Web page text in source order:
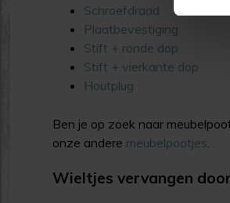
Schroefdraad
Plaatbevestiging
Stift + ronde dop
Stift + vierkante dop
Houtplug
Ben je op zoek naar
onze andere meubelpootjes
Wieltjes vervangen